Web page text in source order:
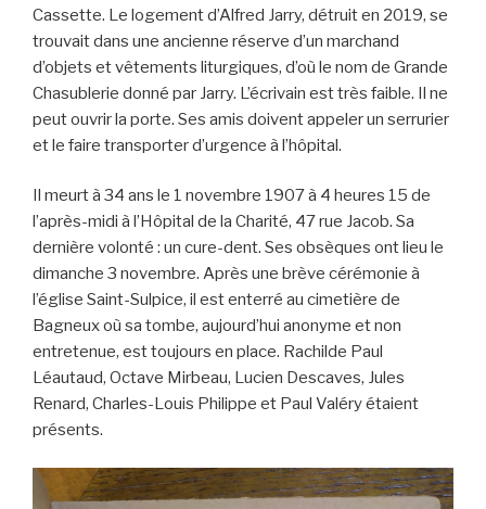
Cassette. Le logement d’Alfred Jarry, détruit en 2019, se
trouvait dans une ancienne réserve d’un marchand
d’objets et vêtements liturgiques, d’où le nom de Grande
Chasublerie donné par Jarry. L’écrivain est très faible. Il ne
peut ouvrir la porte. Ses amis doivent appeler un serrurier
et le faire transporter d’urgence à l’hôpital.
Il meurt à 34 ans le 1 novembre 1907 à 4 heures 15 de
l’après-midi à l’Hôpital de la Charité, 47 rue Jacob. Sa
dernière volonté : un cure-dent. Ses obsèques ont lieu le
dimanche 3 novembre. Après une brève cérémonie à
l’église Saint-Sulpice, il est enterré au cimetière de
Bagneux où sa tombe, aujourd’hui anonyme et non
entretenue, est toujours en place. Rachilde Paul
Léautaud, Octave Mirbeau, Lucien Descaves, Jules
Renard, Charles-Louis Philippe et Paul Valéry étaient
présents.